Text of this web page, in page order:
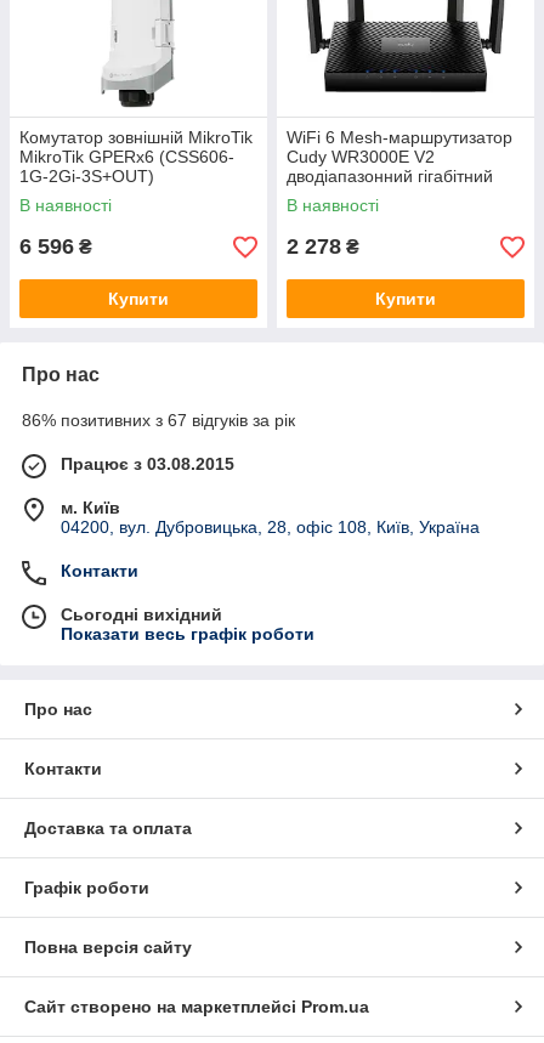
Комутатор зовнішній MikroTik
MikroTik GPERx6 (CSS606-
1G-2Gi-3S+OUT)
В наявності
6 596 ₴
Купити
WiFi 6 Mesh-маршрутизатор
Cudy WR3000E V2
дводіапазонний гігабітний
AX3000 (73-00677)
В наявності
2 278 ₴
Купити
Про нас
86% позитивних з 67 відгуків за рік
Працює з 03.08.2015
м. Київ
04200, вул. Дубровицька, 28, офіс 108, Київ, Україна
Контакти
Сьогодні вихідний
Показати весь графік роботи
Про нас
Контакти
Доставка та оплата
Графік роботи
Повна версія сайту
Сайт створено на маркетплейсі Prom.ua